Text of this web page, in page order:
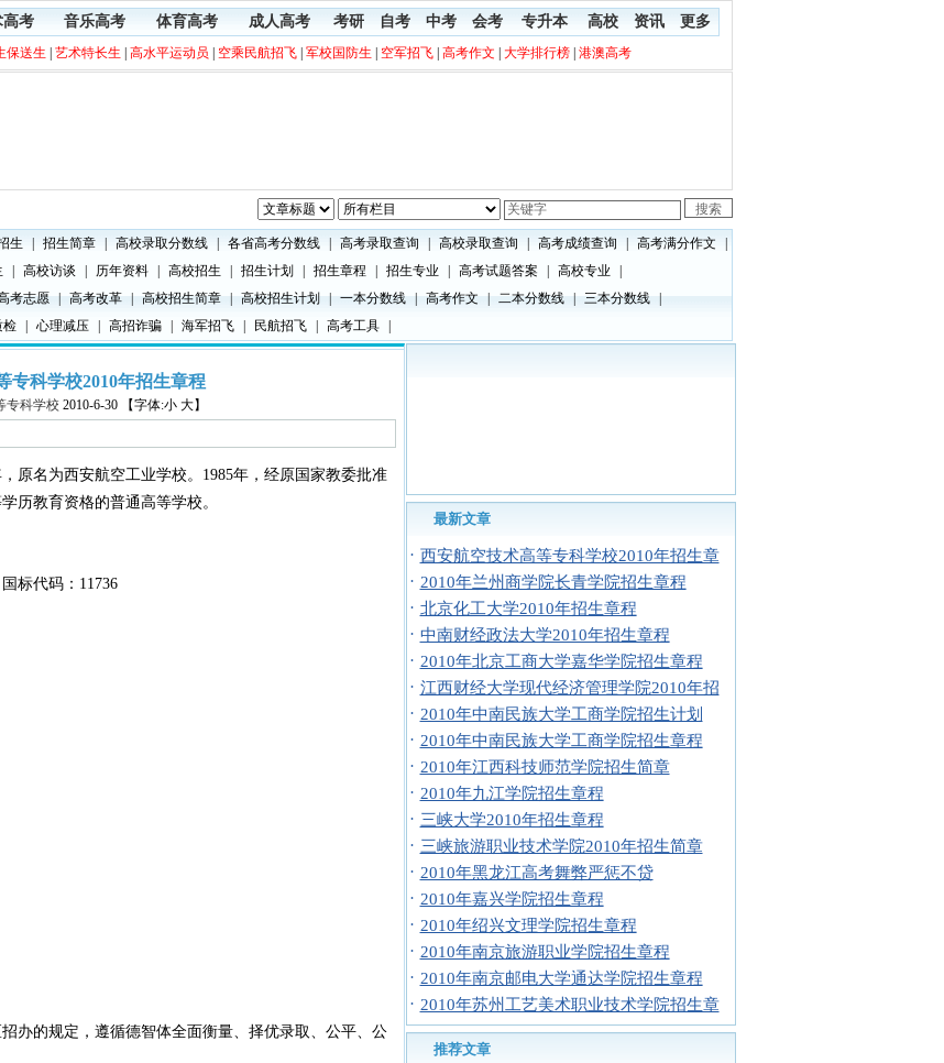
高考 音乐高考 体育高考 成人高考 考研 自考 中考 会考 专升本 高校 资讯 更多
保送生 艺术特长生 高水平运动员 空乘民航招飞 军校国防生 空军招飞 高考作文 大学排行榜 港澳高考
生 招生简章 高校录取分数线 各省高考分数线 高考录取查询 高校录取查询 高考成绩查询 高考满分作文
高校访谈 历年资料 高校招生 招生计划 招生章程 招生专业 高考试题答案 高校专业
考志愿 高考改革 高校招生简章 高校招生计划 一本分数线 高考作文 二本分数线 三本分数线
检 心理减压 高招诈骗 海军招飞 民航招飞 高考工具
专科学校2010年招生章程
专科学校 2010-6-30 【字体:小 大】
原名为西安航空工业学校。1985年，经原国家教委批准
历教育资格的普通高等学校。
代码：11736
的规定，遵循德智体全面衡量、择优录取、公平、公
最新文章
· 西安航空技术高等专科学校2010年招生章
· 2010年兰州商学院长青学院招生章程
· 北京化工大学2010年招生章程
· 中南财经政法大学2010年招生章程
· 2010年北京工商大学嘉华学院招生章程
· 江西财经大学现代经济管理学院2010年招
· 2010年中南民族大学工商学院招生计划
· 2010年中南民族大学工商学院招生章程
· 2010年江西科技师范学院招生简章
· 2010年九江学院招生章程
· 三峡大学2010年招生章程
· 三峡旅游职业技术学院2010年招生简章
· 2010年黑龙江高考舞弊严惩不贷
· 2010年嘉兴学院招生章程
· 2010年绍兴文理学院招生章程
· 2010年南京旅游职业学院招生章程
· 2010年南京邮电大学通达学院招生章程
· 2010年苏州工艺美术职业技术学院招生章
推荐文章